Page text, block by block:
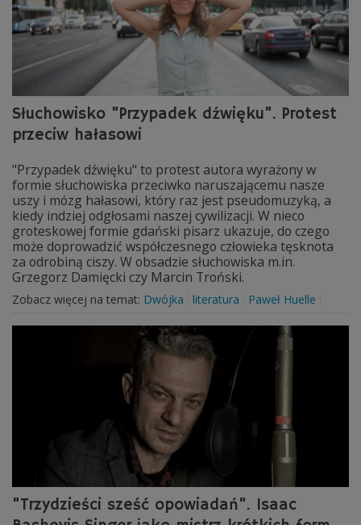
Słuchowisko "Przypadek dźwięku". Protest
przeciw hałasowi
"Przypadek dźwięku" to protest autora wyrażony w
formie słuchowiska przeciwko naruszającemu nasze
uszy i mózg hałasowi, który raz jest pseudomuzyką, a
kiedy indziej odgłosami naszej cywilizacji. W nieco
groteskowej formie gdański pisarz ukazuje, do czego
może doprowadzić współczesnego człowieka tęsknota
za odrobiną ciszy. W obsadzie słuchowiska m.in.
Grzegorz Damięcki czy Marcin Troński.
Zobacz więcej na temat: Dwójka literatura Paweł Huelle
"Trzydzieści sześć opowiadań". Isaac